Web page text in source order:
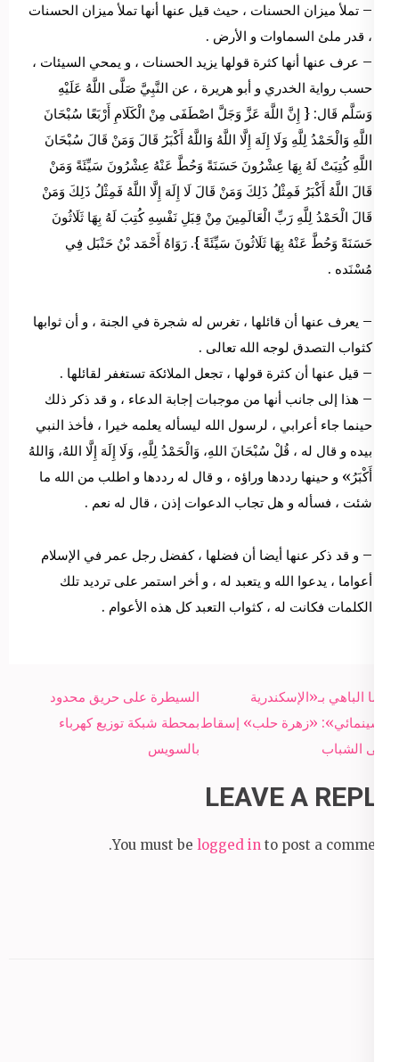
– تملأ ميزان الحسنات ، حيث قيل عنها أنها تملأ ميزان الحسنات
، قدر ملئ السماوات و الأرض .
– عرف عنها أنها كثرة قولها يزيد الحسنات ، و يمحي السيئات ،
حسب رواية الخدري و أبو هريرة ، عن النَّبِيَّ صَلَّى اللَّهُ عَلَيْهِ
وَسَلَّم قَال: { إِنَّ اللَّهَ عَزَّ وَجَلَّ اصْطَفَى مِنْ الْكَلَامِ أَرْبَعًا سُبْحَانَ
اللَّهِ وَالْحَمْدُ لِلَّهِ وَلَا إِلَهَ إِلَّا اللَّهُ وَاللَّهُ أَكْبَرُ قَالَ وَمَنْ قَالَ سُبْحَانَ
اللَّهِ كُتِبَتْ لَهُ بِهَا عِشْرُونَ حَسَنَةً وَحُطَّ عَنْهُ عِشْرُونَ سَيِّئَةً وَمَنْ
قَالَ اللَّهُ أَكْبَرُ فَمِثْلُ ذَلِكَ وَمَنْ قَالَ لَا إِلَهَ إِلَّا اللَّهُ فَمِثْلُ ذَلِكَ وَمَنْ
قَالَ الْحَمْدُ لِلَّهِ رَبِّ الْعَالَمِينَ مِنْ قِبَلِ نَفْسِهِ كُتِبَ لَهُ بِهَا ثَلَاثُونَ
حَسَنَةً وَحُطَّ عَنْهُ بِهَا ثَلَاثُونَ سَيِّئَةً }. رَوَاهُ أَحْمَد بْنُ حَنْبَل فِي
مُسْنَده .
– يعرف عنها أن قائلها ، تغرس له شجرة في الجنة ، و أن ثوابها
كثواب التصدق لوجه الله تعالى .
– قيل عنها أن كثرة قولها ، تجعل الملائكة تستغفر لقائلها .
– هذا إلى جانب أنها من موجبات إجابة الدعاء ، و قد ذكر ذلك
حينما جاء أعرابي ، لرسول الله ليسأله يعلمه خيرا ، فأخذ النبي
بيده و قال له ، قُلْ سُبْحَانَ اللهِ، وَالْحَمْدُ لِلَّهِ، وَلَا إِلَهَ إِلَّا اللهُ، وَاللهُ
أَكْبَرُ» و حينها رددها وراؤه ، و قال له رددها و اطلب من الله ما
شئت ، فسأله و هل تجاب الدعوات إذن ، قال له نعم .
– و قد ذكر عنها أيضا أن فضلها ، كفضل رجل عمر في الإسلام
أعواما ، يدعوا الله و يتعبد له ، و أخر استمر على ترديد تلك
الكلمات فكانت له ، كثواب التعبد كل هذه الأعوام .
Post
navigation
السيطرة على حريق محدود
بمحطة شبكة توزيع كهرباء
بالسويس
رضا الباهي بـ«الإسكندرية
السينمائي»: «زهرة حلب» إسقاط
على الشباب
LEAVE A REPLY
You must be logged in to post a comment.